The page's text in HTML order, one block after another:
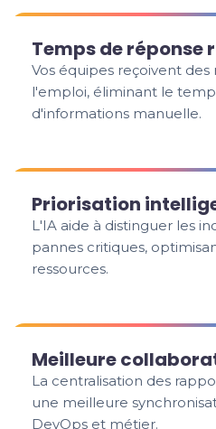
Temps de réponse
Vos équipes reçoivent
l'emploi, éliminant le
d'informations manuelle.
Priorisation
L'IA aide à distinguer les
pannes critiques,
ressources.
Meilleure
La centralisation des
une meilleure
DevOps et métier.